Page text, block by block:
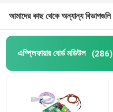
আমাদের কাছ থেকে অন্যান্য বিভাগগুলি
এম্প্লিফায়ার বোর্ড মডিউল (286)